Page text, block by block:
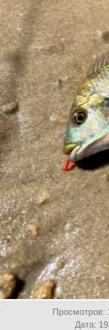
Просмотров:
Дата: